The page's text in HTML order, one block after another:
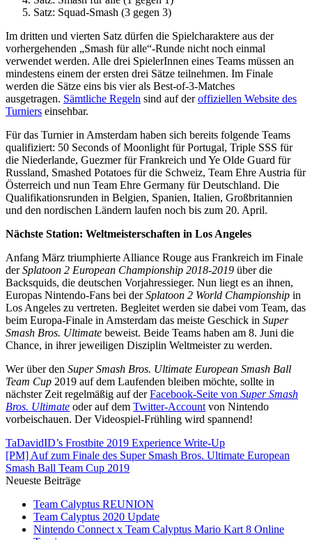
Satz: Squad-Smash (3 gegen 3)
Im dritten und vierten Satz dürfen die Spielcharaktere aus der
vorhergehenden „Smash für alle“-Runde nicht noch einmal
verwendet werden. Alle drei SpielerInnen eines Teams müssen an
mindestens einem der ersten drei Sätze teilnehmen. Im Finale
werden die Sätze eins bis vier als Best-of-3-Matches
ausgetragen. Sämtliche Regeln sind auf deroffiziellen Website des
Turniers einsehbar.
Für das Turnier in Amsterdam haben sich bereits folgende Teams
qualifiziert: 50 Seconds of Moonlight für Portugal, Triple SSS für
die Niederlande, Guezmer für Frankreich und Ye Olde Guard für
Russland, Smashed Potatoes für die Schweiz, Team Ehre Austria für
Österreich und nun Team Ehre Germany für Deutschland. Die
Qualifikationsrunden in Belgien, Spanien, Italien, Großbritannien
und den nordischen Ländern laufen noch bis zum 20. April.
Nächste Station: Weltmeisterschaften in Los Angeles
Anfang März triumphierte Alliance Rouge aus Frankreich im Finale
derSplatoon 2 European Championship 2018-2019 über die
Backsquids, die deutschen Vorjahressieger. Nun liegt es an ihnen,
Europas Nintendo-Fans bei derSplatoon 2 World Championship in
Los Angeles zu vertreten. Begleitet werden sie dabei vom Team, das
beim Europa-Finale in Amsterdam das meiste Geschick in Super
Smash Bros. Ultimate beweist. Beide Teams haben am 8. Juni die
Chance, in ihrer jeweiligen Disziplin Weltmeister zu werden.
Wer über den Super Smash Bros. Ultimate European Smash Ball
Team Cup 2019 auf dem Laufenden bleiben möchte, sollte in
nächster Zeit regelmäßig auf derFacebook-Seite von Super Smash
Bros. Ultimate oder auf dem Twitter-Account von Nintendo
vorbeischauen. Der Videospiel-Frühling wird spannend!
TaDavidID’s Frostbite 2019 Experience Write-Up
[PM] Auf zum Finale des Super Smash Bros. Ultimate European
Smash Ball Team Cup 2019
Neueste Beiträge
Team Calyptus REUNION
Team Calyptus 2020 Update
Nintendo Connect x Team Calyptus Mario Kart 8 Online